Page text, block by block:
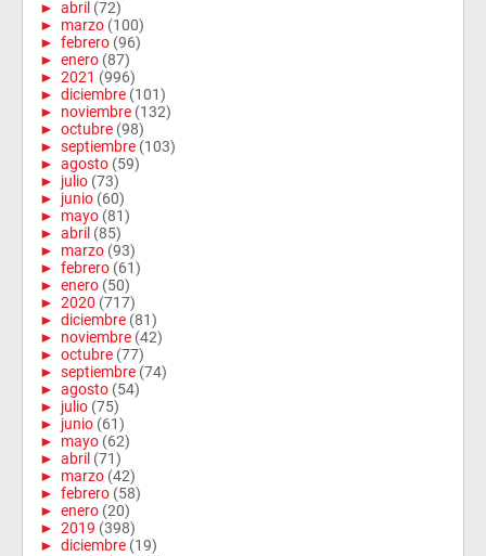
► abril (72)
► marzo (100)
► febrero (96)
► enero (87)
► 2021 (996)
► diciembre (101)
► noviembre (132)
► octubre (98)
► septiembre (103)
► agosto (59)
► julio (73)
► junio (60)
► mayo (81)
► abril (85)
► marzo (93)
► febrero (61)
► enero (50)
► 2020 (717)
► diciembre (81)
► noviembre (42)
► octubre (77)
► septiembre (74)
► agosto (54)
► julio (75)
► junio (61)
► mayo (62)
► abril (71)
► marzo (42)
► febrero (58)
► enero (20)
► 2019 (398)
► diciembre (19)